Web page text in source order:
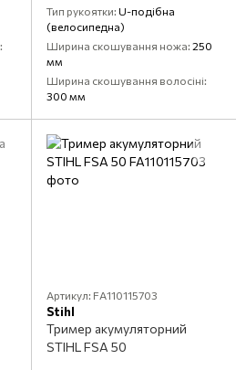
Тип рукоятки U-подібна
(велосипедна)
Ширина скошування ножа 250
мм
Ширина скошування волосіні
300 мм
Артикул: FA110115703
Stihl
Тример акумуляторний
STIHL FSA 50